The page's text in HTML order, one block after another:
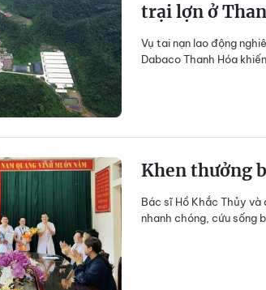
trại lợn ở
Vụ tai nạn lao động
Dabaco Thanh Hóa
Khen thưởng
Bác sĩ Hồ Khắc Thủy và
nhanh chóng, cứu sống